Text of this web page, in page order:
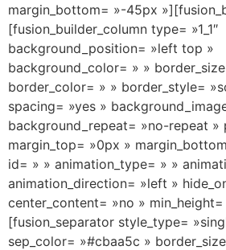
margin_bottom= »-45px
[fusion_builder_column type= »1_1″
background_position= »left top »
background_color= » »
border_color= » » border_style=
spacing= »yes »
background_repeat= »no-repeat »
margin_top= »0px »
id= » » animation_type= » »
animation_direction= »left »
center_content= »no »
[fusion_separator style_type=
sep_color= »#cbaa5c »